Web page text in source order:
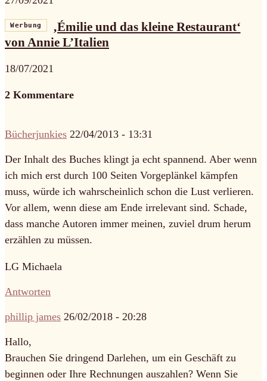
Werbung
‚Émilie und das kleine Restaurant‘
von Annie L’Italien
18/07/2021
2 Kommentare
Bücherjunkies 22/04/2013 - 13:31
Der Inhalt des Buches klingt ja echt spannend. Aber wenn
ich mich erst durch 100 Seiten Vorgeplänkel kämpfen
muss, würde ich wahrscheinlich schon die Lust verlieren.
Vor allem, wenn diese am Ende irrelevant sind. Schade,
dass manche Autoren immer meinen, zuviel drum herum
erzählen zu müssen.
LG Michaela
Antworten
phillip james 26/02/2018 - 20:28
Hallo,
Brauchen Sie dringend Darlehen, um ein Geschäft zu
beginnen oder Ihre Rechnungen auszahlen? Wenn Sie